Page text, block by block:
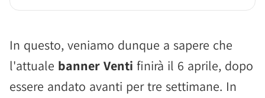
In questo, veniamo dunque a sapere che
l'attuale banner Venti finirà il 6 aprile, dopo
essere andato avanti per tre settimane. In